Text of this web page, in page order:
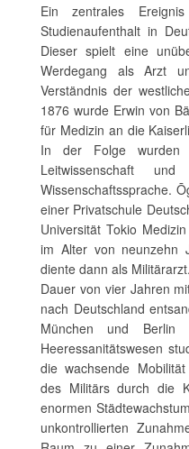
Ein zentrales
Studienaufenthalt in
Dieser spielt eine
Werdegang als Arzt
Verständnis der
1876 wurde Erwin von
für Medizin an die
In der Folge
Leitwissenschaft
Wissenschaftssprache.
einer Privatschule
Universität Tokio
im Alter von neunzehn
diente dann als
Dauer von vier Jahren
nach Deutschland
München und Berlin
Heeressanitätswesen
die wachsende
des Militärs durch die
enormen
unkontrollierten